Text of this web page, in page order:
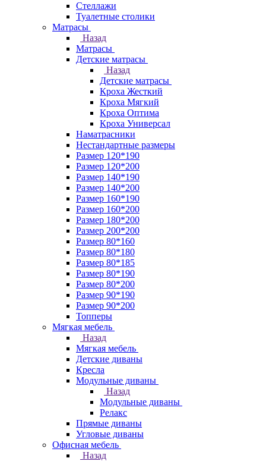
Стеллажи
Туалетные столики
Матрасы
Назад
Матрасы
Детские матрасы
Назад
Детские матрасы
Кроха Жесткий
Кроха Мягкий
Кроха Оптима
Кроха Универсал
Наматрасники
Нестандартные размеры
Размер 120*190
Размер 120*200
Размер 140*190
Размер 140*200
Размер 160*190
Размер 160*200
Размер 180*200
Размер 200*200
Размер 80*160
Размер 80*180
Размер 80*185
Размер 80*190
Размер 80*200
Размер 90*190
Размер 90*200
Топперы
Мягкая мебель
Назад
Мягкая мебель
Детские диваны
Кресла
Модульные диваны
Назад
Модульные диваны
Релакс
Прямые диваны
Угловые диваны
Офисная мебель
Назад